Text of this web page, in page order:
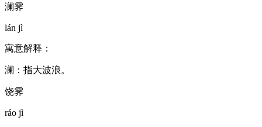
澜霁
lán jì
寓意解释：
澜：指大波浪。
饶霁
ráo jì